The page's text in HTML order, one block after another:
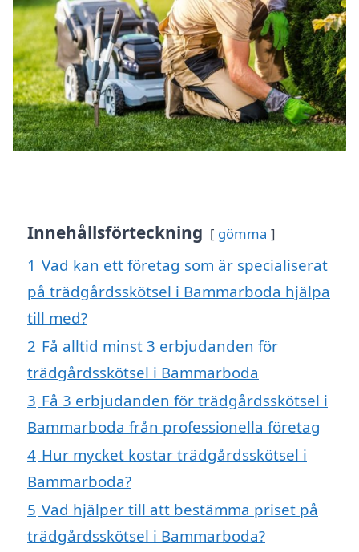
Innehållsförteckning gömma
1 Vad kan ett företag som är specialiserat
på trädgårdsskötsel i Bammarboda hjälpa
till med?
2 Få alltid minst 3 erbjudanden för
trädgårdsskötsel i Bammarboda
3 Få 3 erbjudanden för trädgårdsskötsel i
Bammarboda från professionella företag
4 Hur mycket kostar trädgårdsskötsel i
Bammarboda?
5 Vad hjälper till att bestämma priset på
trädgårdsskötsel i Bammarboda?